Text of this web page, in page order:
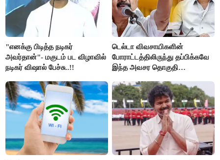
"எனக்கு பிடித்த நடிகர்
அவர்தான்"- மகுடம் பட விழாவில்
நடிகர் விஷால் பேச்சு..!!
டெல்டா விவசாயிகளின்
போராட்டத்திலிருந்து தப்பிக்கவே
இந்த அவசர தொகுதி
அரங்கேற்றுகிறார் முதலமைச்சர் -
திமுக ஐடி விங்..!!